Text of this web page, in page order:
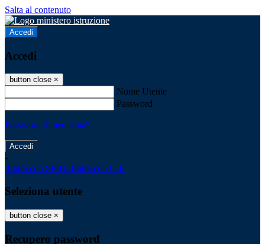
Salta al contenuto
Accedi
Accedi
button close ×
Nome Utente
Password
Password dimenticata?
-
Entra con SPID Entra con CIE
Seleziona utente
button close ×
Recupero password